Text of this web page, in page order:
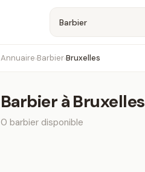
Annuaire›Barbier›Bruxelles
BarbieràBruxelles
0 barbier disponible